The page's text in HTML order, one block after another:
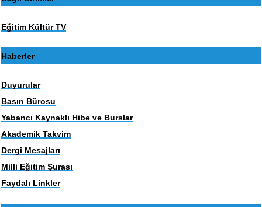
Eğitim Kültür TV
Haberler
Duyurular
Basın Bürosu
Yabancı Kaynaklı Hibe ve Burslar
Akademik Takvim
Dergi Mesajları
Milli Eğitim Şurası
Faydalı Linkler